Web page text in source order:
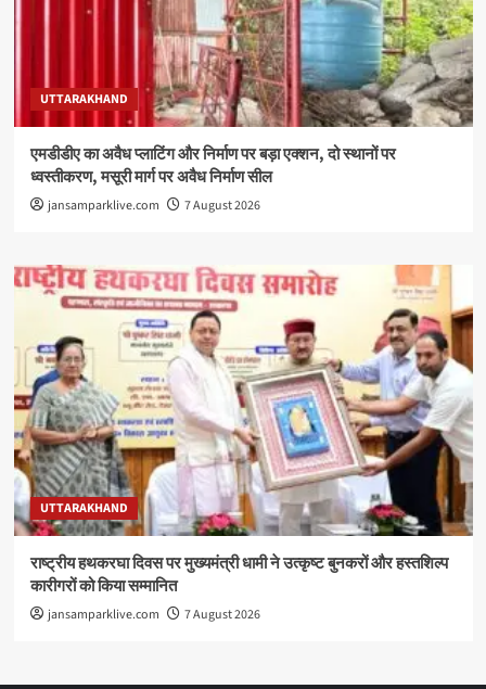
UTTARAKHAND
एमडीडीए का अवैध प्लाटिंग और निर्माण पर बड़ा एक्शन, दो स्थानों पर
ध्वस्तीकरण, मसूरी मार्ग पर अवैध निर्माण सील
jansamparklive.com 7 August 2026
UTTARAKHAND
राष्ट्रीय हथकरघा दिवस पर मुख्यमंत्री धामी ने उत्कृष्ट बुनकरों और हस्तशिल्प
कारीगरों को किया सम्मानित
jansamparklive.com 7 August 2026